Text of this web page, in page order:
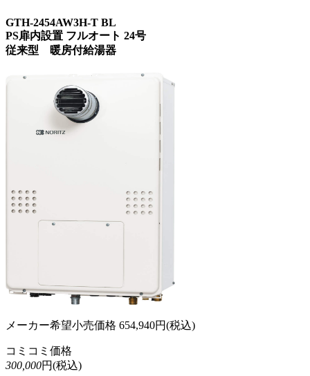
GTH-2454AW3H-T BL
PS扉内設置 フルオート 24号
従来型 暖房付給湯器
メーカー希望小売価格 654,940円(税込)
コミコミ価格
300,000円(税込)